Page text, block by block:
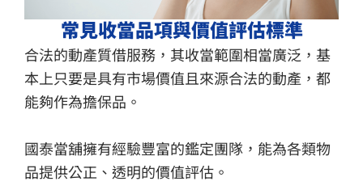
常見收當品項與價值評估標準
合法的動產質借服務，其收當範圍相當廣泛，基
本上只要是具有市場價值且來源合法的動產，都
能夠作為擔保品。
國泰當舖擁有經驗豐富的鑑定團隊，能為各類物
品提供公正、透明的價值評估。